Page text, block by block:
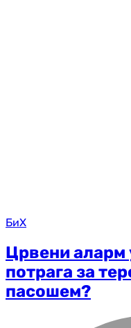
БиХ
Црвени аларм
потрага за
пасошем?